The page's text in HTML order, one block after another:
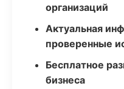
организаций
Актуальная
проверенные
Бесплатное
бизнеса